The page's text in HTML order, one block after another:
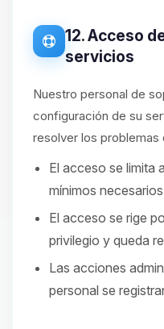
12. Acceso
servicios
Nuestro personal de
configuración de su
resolver los problemas
El acceso se limita
mínimos
El acceso se rige
privilegio y queda
Las acciones
personal se